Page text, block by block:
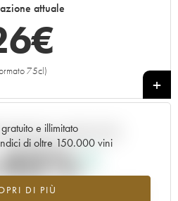
1991 1990
1986
attuale
€
75cl)
+
e illimitato
di oltre 150.000 vini
DI PIÙ
in tempo reale
1989 nel 2026 rispetto al 2025